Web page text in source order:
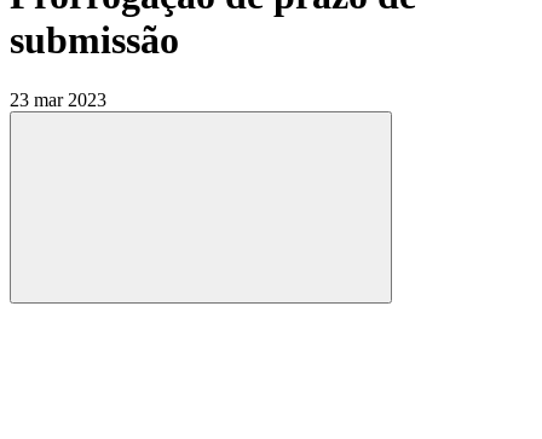
submissão
23 mar 2023
Compartilhar